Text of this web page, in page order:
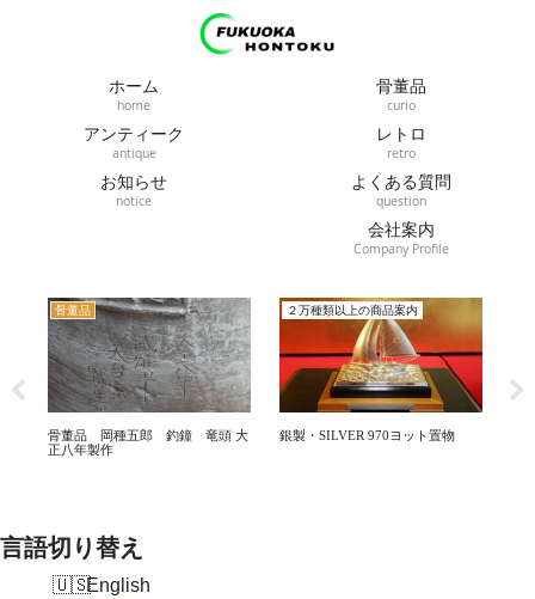
ホーム
home
骨董品
curio
アンティーク
antique
レトロ
retro
お知らせ
notice
よくある質問
question
会社案内
Company Profile
鐘 竜頭 大
２万種類以上の商品案内
銀製・SILVER 970ヨット置物
アンティーク
アンティーク 足踏みオル
言語切り替え
English